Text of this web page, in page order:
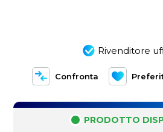
Rivenditore
Confronta
PRODOTTO